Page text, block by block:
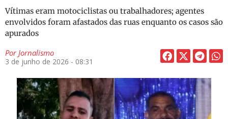
Vítimas eram motociclistas ou trabalhadores; agentes
envolvidos foram afastados das ruas enquanto os casos são
apurados
PorJornalismo
3 de junho de 2026 - 08:31